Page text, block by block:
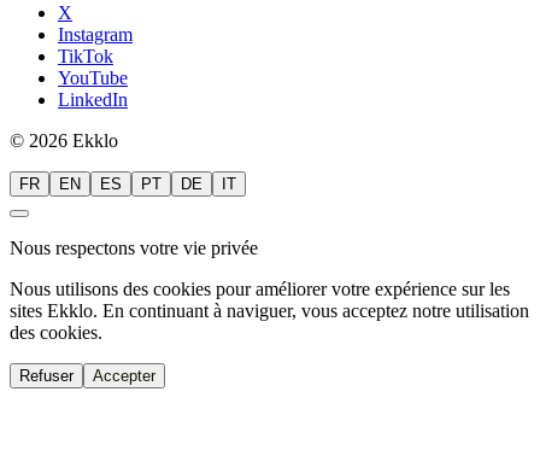
X
Instagram
TikTok
YouTube
LinkedIn
© 2026 Ekklo
FR EN ES PT DE IT
Nous respectons votre vie privée
Nous utilisons des cookies pour améliorer votre expérience sur les
sites Ekklo. En continuant à naviguer, vous acceptez notre utilisation
des cookies.
Refuser Accepter